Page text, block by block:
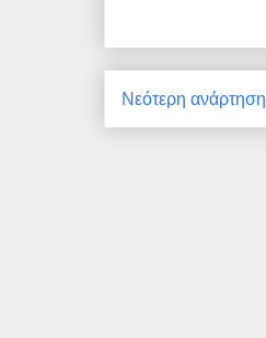
Νεότερη ανάρτηση